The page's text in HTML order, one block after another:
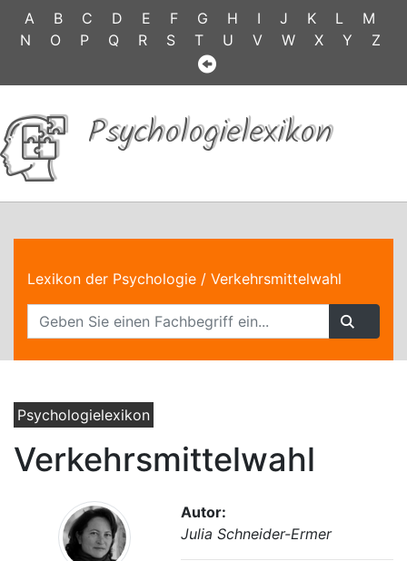
A B C D E F G H I J K L
M
N
O P Q R S T U V W X Y Z
Psychologielexikon
Lexikon der Psychologie / Verkehrsmittelwahl
Psychologielexikon
Verkehrsmittelwahl
Autor:
Julia Schneider-Ermer